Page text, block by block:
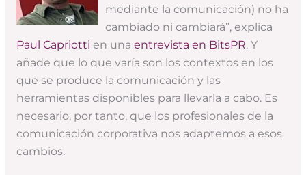
mediante la comunicación) no ha
cambiado ni cambiará”, explica
Paul Capriotti en una entrevista en BitsPR. Y
añade que lo que varía son los contextos en los
que se produce la comunicación y las
herramientas disponibles para llevarla a cabo. Es
necesario, por tanto, que los profesionales de la
comunicación corporativa nos adaptemos a esos
cambios.